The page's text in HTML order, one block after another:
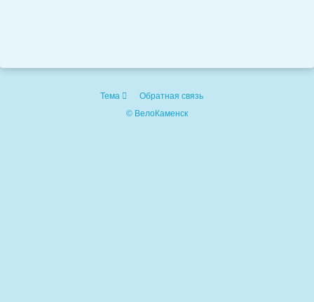
Тема
Обратная связь
© ВелоКаменск